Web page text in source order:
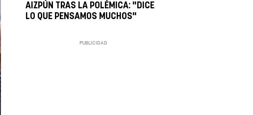
AIZPÚN TRAS LA POLÉMICA: "DICE
LO QUE PENSAMOS MUCHOS"